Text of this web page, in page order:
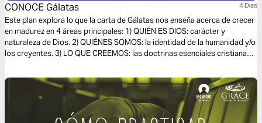
CONOCE Gálatas 4 Dias
Este plan explora lo que la carta de Gálatas nos enseña acerca de crecer
en madurez en 4 áreas principales: 1) QUIÉN ES DIOS: carácter y
naturaleza de Dios. 2) QUIÉNES SOMOS: la identidad de la humanidad y/o
los creyentes. 3) LO QUE CREEMOS: las doctrinas esenciales cristianas.